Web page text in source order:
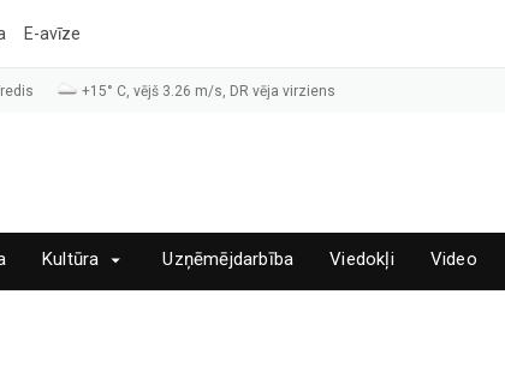
E-avīze
+15° C, vējš 3.26 m/s, DR vēja virziens
Kultūra Uzņēmējdarbība Viedokļi Video